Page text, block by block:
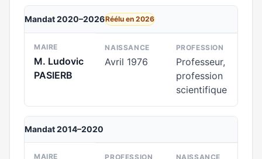
Mandat 2020–2026Réélu en 2026
MAIRE
M. Ludovic
PASIERB
NAISSANCE
Avril 1976
PROFESSION
Professeur,
profession
scientifique
Mandat 2014–2020
MAIRE PROFESSION NAISSANCE